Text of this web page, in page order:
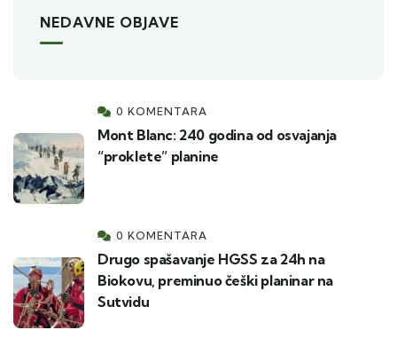
NEDAVNE OBJAVE
0 KOMENTARA
Mont Blanc: 240 godina od osvajanja
“proklete” planine
0 KOMENTARA
Drugo spašavanje HGSS za 24h na
Biokovu, preminuo češki planinar na
Sutvidu